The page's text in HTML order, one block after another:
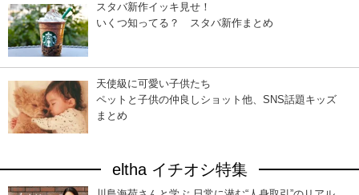
スタバ新作イッキ見せ！
いくつ知ってる？ スタバ新作まとめ
天使級に可愛い子供たち
ペットと子供の仲良しショット他、SNS話題キッズ
まとめ
eltha イチオシ特集